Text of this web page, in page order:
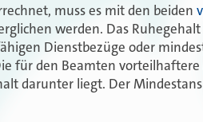
muss es mit den beiden
werden. Das
Dienstbezüge oder
für den Beamten
darunter liegt. Der